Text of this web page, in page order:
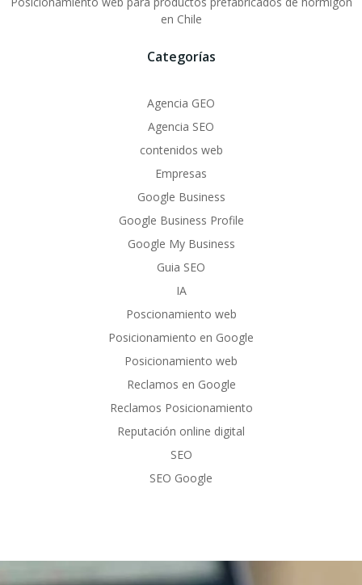
en Chile
Categorías
Agencia GEO
Agencia SEO
contenidos web
Empresas
Google Business
Google Business Profile
Google My Business
Guia SEO
IA
Poscionamiento web
Posicionamiento en Google
Posicionamiento web
Reclamos en Google
Reclamos Posicionamiento
Reputación online digital
SEO
SEO Google